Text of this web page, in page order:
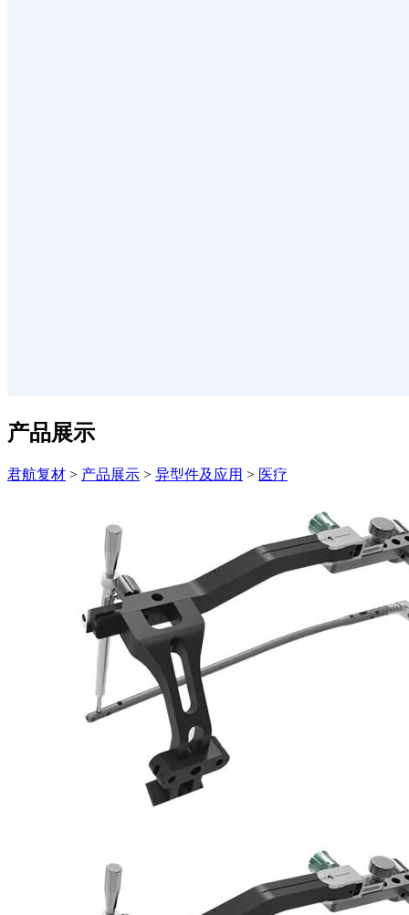
产品展示
君航复材 > 产品展示 > 异型件及应用 > 医疗